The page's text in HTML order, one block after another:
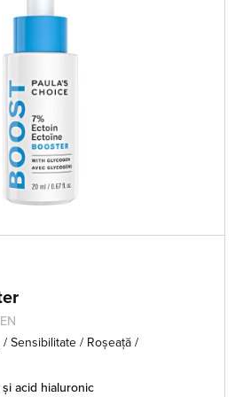
Sensibilitate / Roșeață /
acid hialuronic